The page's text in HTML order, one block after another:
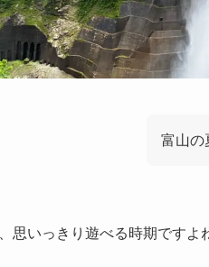
富山の
思いっきり遊べる時期ですよ